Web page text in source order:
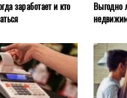
заработает и кто
Выгодно